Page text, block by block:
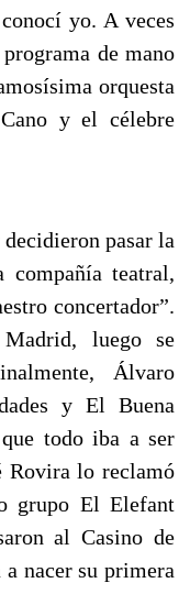
yo. A veces
de mano
orquesta
y el célebre
pasar la
compañía teatral,
concertador”.
luego se
Álvaro
y El Buena
todo iba a ser
Rovira lo reclamó
grupo El Elefant
al Casino de
nacer su primera